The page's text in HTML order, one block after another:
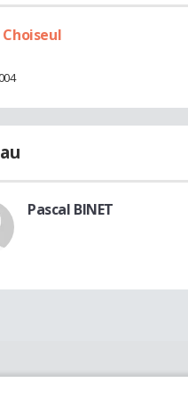
Choiseul
Pascal BINET